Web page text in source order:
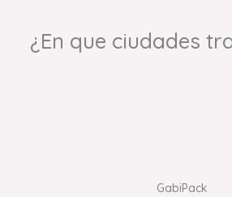
¿En que ciudades
GabiPack